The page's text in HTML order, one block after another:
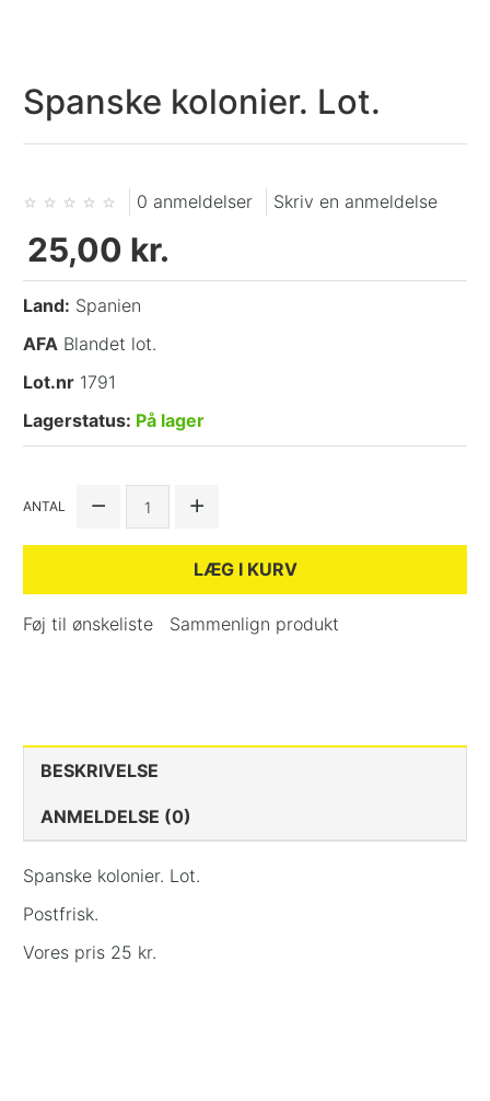
Spanske kolonier. Lot.
0 anmeldelser Skriv en anmeldelse
25,00 kr.
Land: Spanien
AFA Blandet lot.
Lot.nr 1791
Lagerstatus: På lager
ANTAL
LÆG I KURV
Føj til ønskeliste Sammenlign produkt
BESKRIVELSE
ANMELDELSE (0)
Spanske kolonier. Lot.
Postfrisk.
Vores pris 25 kr.